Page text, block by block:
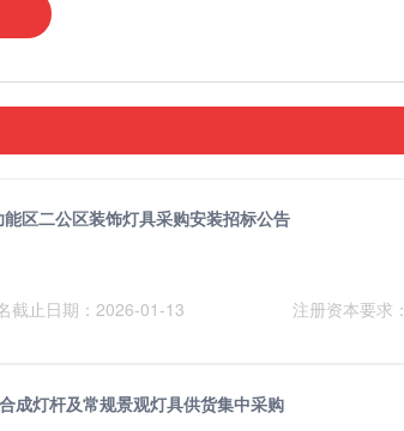
区二公区装饰灯具采购安装招标公告
截止日期：2026-01-13 注册资本要求
成灯杆及常规景观灯具供货集中采购